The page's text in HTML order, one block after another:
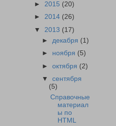
► 2015 (20)
► 2014 (26)
▼ 2013 (17)
►декабря (1)
► ноября (5)
►октября (2)
▼сентября
(5)
Справочные
материал
ы по
HTML